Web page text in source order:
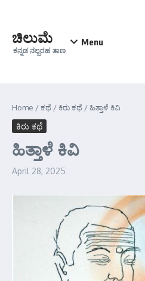
ಚಿಲುಮೆ
ಕನ್ನಡ ನಲ್ಬರಹ ತಾಣ
Menu
Home /ಕಥೆ /ಕಿರು ಕಥೆ /ಹಿತ್ತಾಳೆ ಕಿವಿ
ಕಿರು ಕಥೆ
ಹಿತ್ತಾಳೆ ಕಿವಿ
April 28, 2025